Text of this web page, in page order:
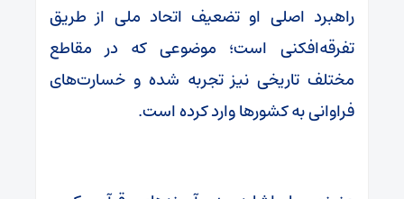
راهبرد اصلی او تضعیف اتحاد ملی از طریق
تفرقه‌افکنی است؛ موضوعی که در مقاطع
مختلف تاریخی نیز تجربه شده و خسارت‌های
فراوانی به کشورها وارد کرده است.